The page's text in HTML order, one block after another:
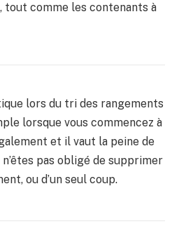
tout comme les contenants à
lors du tri des rangements
lorsque vous commencez à
et il vaut la peine de
pas obligé de supprimer
ou d’un seul coup.